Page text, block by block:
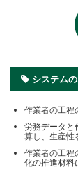
システム
作業者の工程
労務データと
算し、生産性
作業者の工程
化の推進材料